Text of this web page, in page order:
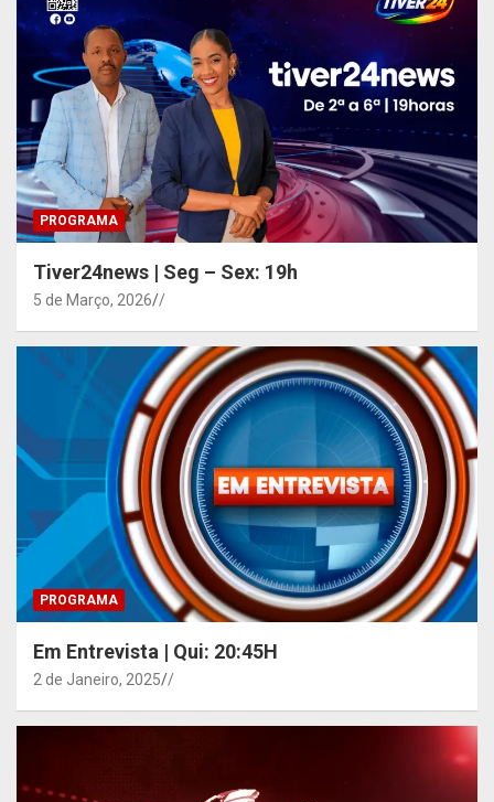
PROGRAMA
Tiver24news | Seg – Sex: 19h
5 de Março, 2026 /
PROGRAMA
Em Entrevista | Qui: 20:45H
2 de Janeiro, 2025 /